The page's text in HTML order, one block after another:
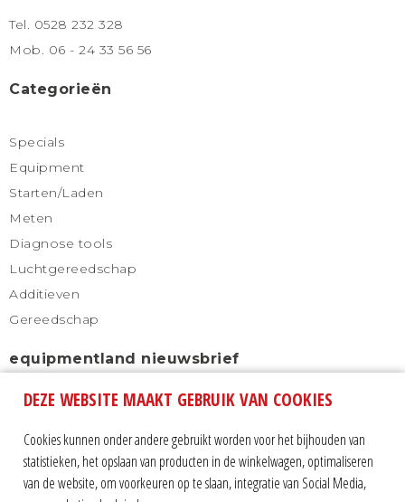
Tel. 0528 232 328
Mob. 06 - 24 33 56 56
Categorieën
Specials
Equipment
Starten/Laden
Meten
Diagnose tools
Luchtgereedschap
Additieven
Gereedschap
equipmentland nieuwsbrief
automatisch op de hoogte.
DEZE WEBSITE MAAKT GEBRUIK VAN COOKIES
Cookies kunnen onder andere gebruikt worden voor het bijhouden van
statistieken, het opslaan van producten in de winkelwagen, optimaliseren
van de website, om voorkeuren op te slaan, integratie van Social Media,